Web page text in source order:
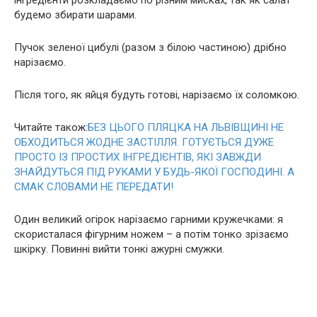
будемо збирати шарами.
Пучок зеленої цибулі (разом з білою частиною) дрібно
нарізаємо.
Після того, як яйця будуть готові, нарізаємо їх соломкою.
Читайте також:БEЗ ЦЬOГО ПЛЯЦКА НА ЛЬВІВЩИНІ НЕ
ОБХОДИТЬСЯ ЖОДНЕ ЗАСТІЛЛЯ. ГОТУЄТЬСЯ ДУЖЕ
ПРОСТО ІЗ ПРОСТИХ ІНГРЕДІЄНТІВ, ЯКІ ЗАВЖДИ
ЗНАЙДУТЬСЯ ПІД РУКАМИ У БУДЬ-ЯКОЇ ГОСПОДИНІ. А
СМАК СЛОВАМИ НЕ ПЕРЕДАТИ!
Один великий огірок нарізаємо гарними кружечками: я
скористалася фігурним ножем – а потім тонко зрізаємо
шкірку. Повинні вийти тонкі ажурні смужки.